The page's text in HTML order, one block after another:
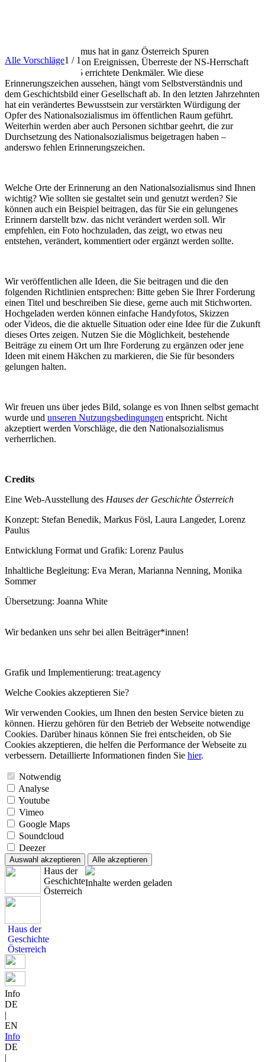
Der Nationalsozialismus hat in ganz Österreich Spuren
hinterlassen – Orte von Ereignissen, Überreste der NS-Herrschaft
oder auch nach 1945 errichtete Denkmäler. Wie diese
Erinnerungszeichen aussehen, hängt vom Selbstverständnis und
dem Geschichtsbild einer Gesellschaft ab. In den letzten Jahrzehnten
hat ein verändertes Bewusstsein zur verstärkten Würdigung der
Opfer des Nationalsozialismus im öffentlichen Raum geführt.
Weiterhin werden aber auch Personen sichtbar geehrt, die zur
Durchsetzung des Nationalsozialismus beigetragen haben –
anderswo fehlen Erinnerungszeichen.
Welche Orte der Erinnerung an den Nationalsozialismus sind Ihnen
wichtig? Wie sollten sie gestaltet sein und genutzt werden? Sie
können auch ein Beispiel beitragen, das für Sie ein gelungenes
Erinnern darstellt bzw. das nicht verändert werden soll. Wir
empfehlen, ein Foto hochzuladen, das zeigt, wo etwas neu
entstehen, verändert, kommentiert oder ergänzt werden sollte.
Wir veröffentlichen alle Ideen, die Sie beitragen und die den
folgenden Richtlinien entsprechen: Bitte geben Sie Ihrer Forderung
einen Titel und beschreiben Sie diese, gerne auch mit Stichworten.
Hochgeladen werden können einfache Handyfotos, Skizzen
oder Videos, die die aktuelle Situation oder eine Idee für die Zukunft
dieses Ortes zeigen. Nutzen Sie die Möglichkeit, bestehende
Beiträge zu einem Ort um Ihre Forderung zu ergänzen oder jene
Ideen mit einem Häkchen zu markieren, die Sie für besonders
gelungen halten.
Wir freuen uns über jedes Bild, solange es von Ihnen selbst gemacht
wurde und unseren Nutzungsbedingungen entspricht. Nicht
akzeptiert werden Vorschläge, die den Nationalsozialismus
verherrlichen.
Credits
Eine Web-Ausstellung des Hauses der Geschichte Österreich
Konzept: Stefan Benedik, Markus Fösl, Laura Langeder, Lorenz
Paulus
Entwicklung Format und Grafik: Lorenz Paulus
Inhaltliche Begleitung: Eva Meran, Marianna Nenning, Monika
Sommer
Übersetzung: Joanna White
Wir bedanken uns sehr bei allen Beiträger*innen!
Grafik und Implementierung: treat.agency
Welche Cookies akzeptieren Sie?
Wir verwenden Cookies, um Ihnen den besten Service bieten zu
können. Hierzu gehören für den Betrieb der Webseite notwendige
Cookies. Darüber hinaus können Sie frei entscheiden, ob Sie
Cookies akzeptieren, die helfen die Performance der Webseite zu
verbessern. Detaillierte Informationen finden Sie hier.
Notwendig
Analyse
Youtube
Vimeo
Google Maps
Soundcloud
Deezer
Auswahl akzeptieren Alle akzeptieren
Haus der
Geschichte
Österreich
Inhalte werden geladen
Haus der
Geschichte
Österreich
Info
DE
|
EN
Info
DE
|
Alle Vorschläge1 / 1